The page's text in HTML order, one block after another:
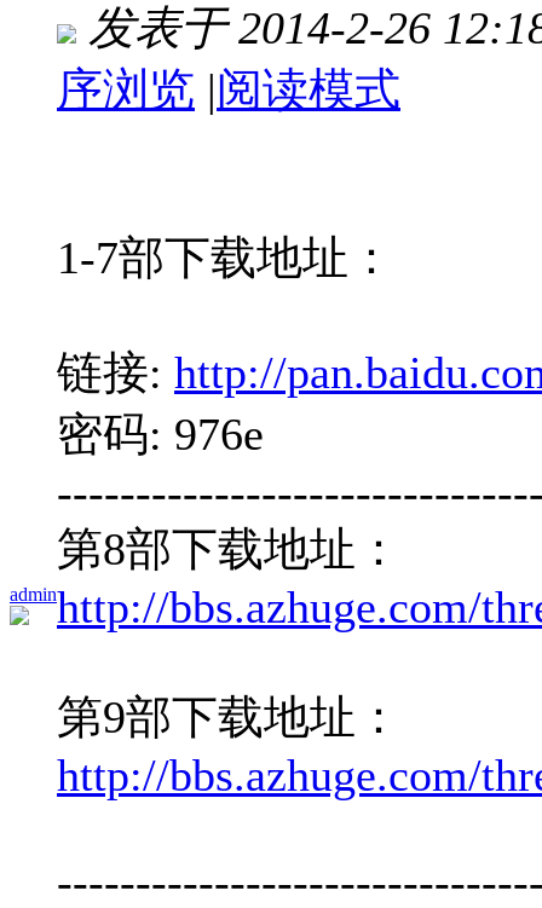
admin
发表于 2014-2-26
序浏览 |阅读模式
1-7部下载地址：
链接: http://
密码: 976e
第8部下载地址：
http://bbs.azhuge.com/
第9部下载地址：
http://bbs.azhuge.com/